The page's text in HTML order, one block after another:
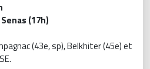
(17h)
(43e, sp), Belkhiter (45e) et